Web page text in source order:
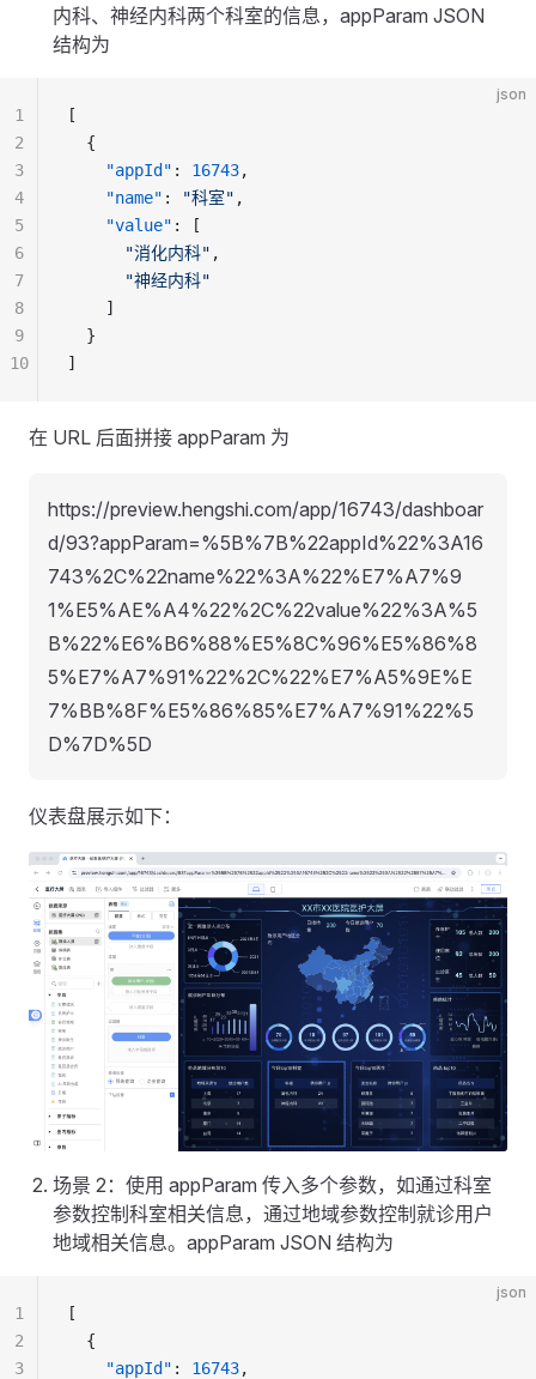
内科、神经内科两个科室的信息，appParam JSON
结构为
json
[
  {
    "appId"
: 16743,
    "name"
: "科室" ,
    "value"
: [
      "消化内科"
,
      "神经内科"
    ]
  }
]
1
2
3
4
5
6
7
8
9
10
在 URL 后面拼接 appParam 为
https://preview.hengshi.com/app/16743/dashboar
d/93?appParam=%5B%7B%22appId%22%3A16
743%2C%22name%22%3A%22%E7%A7%9
1%E5%AE%A4%22%2C%22value%22%3A%5
B%22%E6%B6%88%E5%8C%96%E5%86%8
5%E7%A7%91%22%2C%22%E7%A5%9E%E
7%BB%8F%E5%86%85%E7%A7%91%22%5
D%7D%5D
仪表盘展示如下：
场景 2：使用 appParam 传入多个参数，如通过科室
参数控制科室相关信息，通过地域参数控制就诊用户
地域相关信息。appParam JSON 结构为
json
[
  {
    "appId"
: 16743,
1
2
3